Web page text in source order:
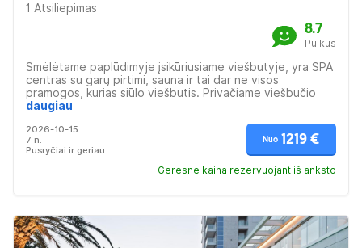
1 Atsiliepimas
8.7
Puikus
Smėlėtame paplūdimyje įsikūriusiame viešbutyje, yra SPA
centras su garų pirtimi, sauna ir tai dar ne visos
pramogos, kurias siūlo viešbutis. Privačiame viešbučio
paplūdimyje galima atsipalaiduoti ant gultų, ar viešbutį
restorane - patiekiami tradiciniai Juodkalnijos virtuvės,
Viduržemio jūros regiono valgiai. Šiuolaikiški kambariai su
visais patogumais. Tinka poilsiui šeimoms - įvairios
pramogos, baseinas vaikams. Tinka poroms ir didesnėms
daugiau
2026-10-15
7 n.
Pusryčiai ir geriau
Nuo 1219 €
Geresnė kaina rezervuojant iš anksto